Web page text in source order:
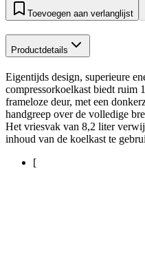
Toevoegen aan verlanglijst
Productdetails
Eigentijds design, superieure
compressorkoelkast biedt ruim
frameloze deur, met een
handgreep over de volledige
Het vriesvak van 8,2 liter
inhoud van de koelkast te
[